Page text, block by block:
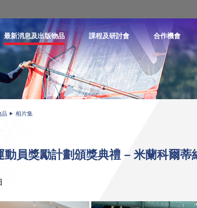
最新消息及出版物品 課程及研討會 合作機會
品 相片集
動員獎勵計劃頒獎典禮 – 米蘭科爾蒂